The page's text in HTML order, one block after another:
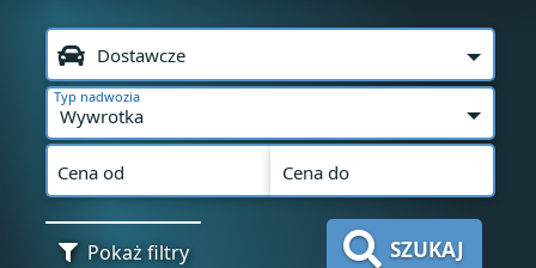
Dostawcze
Wywrotka
Typ nadwozia
Cena od Cena do
Pokaż filtry SZUKAJ